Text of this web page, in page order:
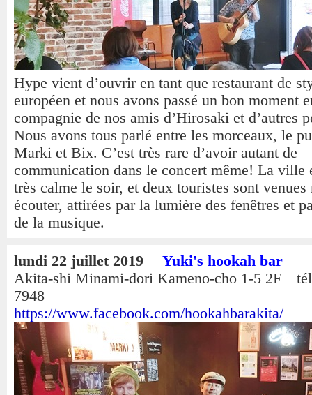
Hype vient d’ouvrir en tant que restaurant de
européen et nous avons passé un bon moment
compagnie de nos amis d’Hirosaki et d’autres
Nous avons tous parlé entre les morceaux, le
Marki et Bix. C’est très rare d’avoir autant de
communication dans le concert même! La ville
très calme le soir, et deux touristes sont venues
écouter, attirées par la lumière des fenêtres et
de la musique.
lundi 22 juillet 2019
Yuki's hookah bar
Akita-shi Minami-dori Kameno-cho 1-5 2F
7948
https://www.facebook.com/hookahbarakita/